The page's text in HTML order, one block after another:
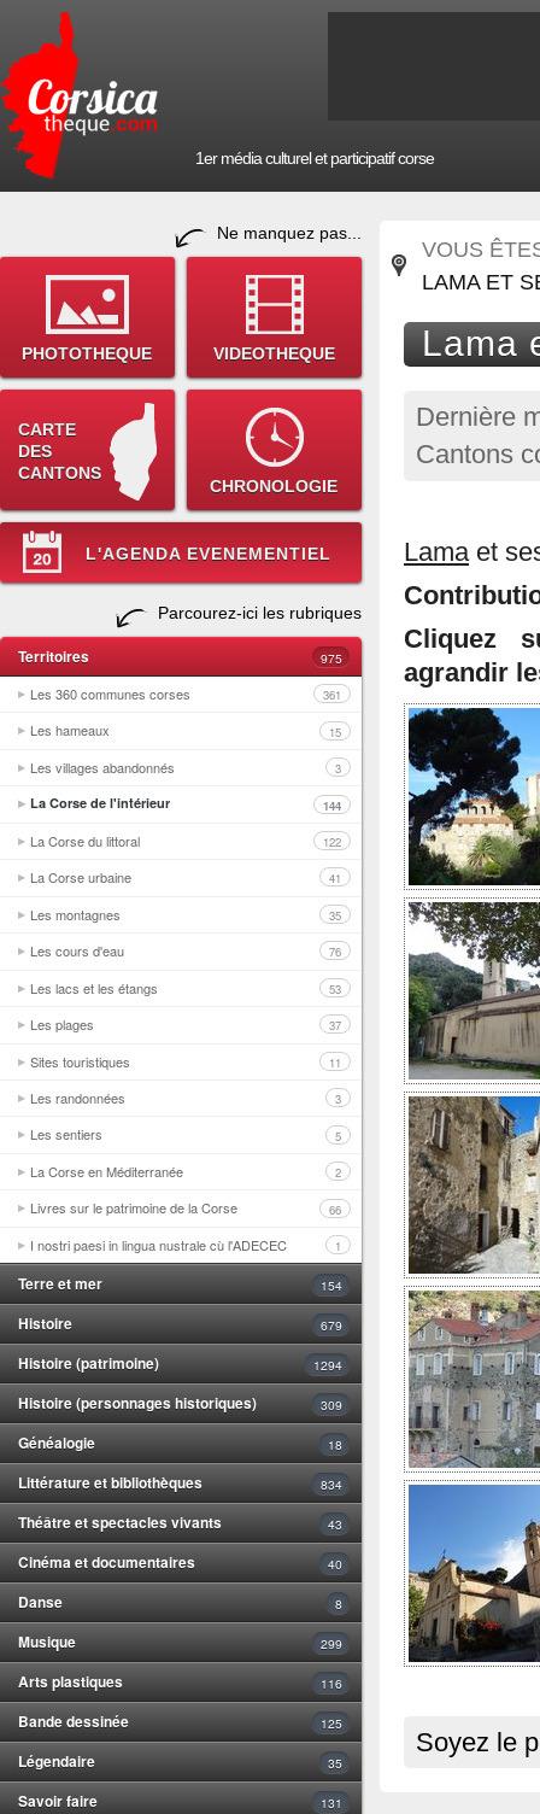
1er média culturel et participatif corse
Ne manquez pas...
PHOTOTHEQUE VIDEOTHEQUE
CARTE
DES
CANTONS
CHRONOLOGIE
L'AGENDA EVENEMENTIEL
Parcourez-ici les rubriques
Territoires 975
Les 360 communes corses 361
Les hameaux 15
Les villages abandonnés 3
La Corse de l'intérieur 144
La Corse du littoral 122
La Corse urbaine 41
Les montagnes 35
Les cours d'eau 76
Les lacs et les étangs 53
Les plages 37
Sites touristiques 11
Les randonnées 3
Les sentiers 5
La Corse en Méditerranée 2
Livres sur le patrimoine de la Corse 66
I nostri paesi in lingua nustrale cù l'ADECEC 1
Terre et mer 154
Histoire 679
Histoire (patrimoine) 1294
Histoire (personnages historiques) 309
Généalogie 18
Littérature et bibliothèques 834
Théâtre et spectacles vivants 43
Cinéma et documentaires 40
Danse 8
Musique 299
Arts plastiques 116
Bande dessinée 125
Légendaire 35
Savoir faire 131
VOUS
LAMA ET
Lama
Dernière
Cantons
Lamaet
Cliquez
agrandir
Soyez le